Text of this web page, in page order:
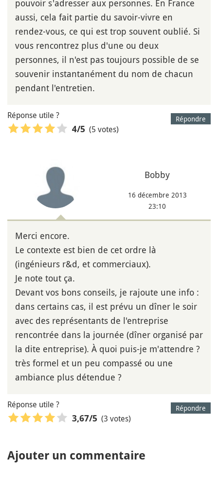
pouvoir s'adresser aux personnes. En France
aussi, cela fait partie du savoir-vivre en
rendez-vous, ce qui est trop souvent oublié. Si
vous rencontrez plus d'une ou deux
personnes, il n'est pas toujours possible de se
souvenir instantanément du nom de chacun
pendant l'entretien.
Répondre
Réponse utile ?
4/5 (5 votes)
Bobby
16 décembre 2013
23:10
Merci encore.
Le contexte est bien de cet ordre là
(ingénieurs r&d, et commerciaux).
Je note tout ça.
Devant vos bons conseils, je rajoute une info :
dans certains cas, il est prévu un dîner le soir
avec des représentants de l'entreprise
rencontrée dans la journée (dîner organisé par
la dite entreprise). À quoi puis-je m'attendre ?
très formel et un peu compassé ou une
ambiance plus détendue ?
Répondre
Réponse utile ?
3,67/5 (3 votes)
Ajouter un commentaire